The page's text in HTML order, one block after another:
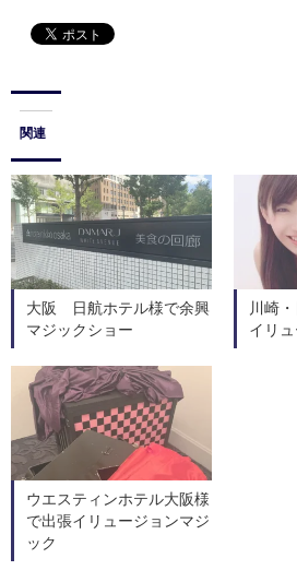
関連
大阪 日航ホテル様で余興
マジックショー
川崎
イリ
ウエスティンホテル大阪様
で出張イリュージョンマジ
ック